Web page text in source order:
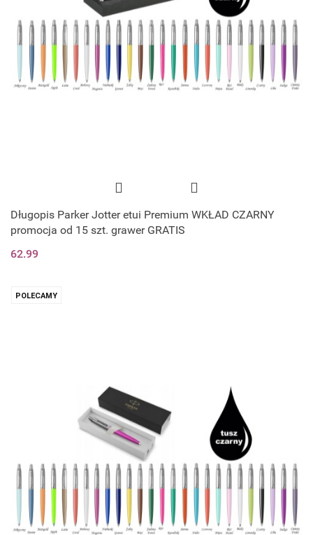
Długopis Parker Jotter etui Premium WKŁAD CZARNY
promocja od 15 szt. grawer GRATIS
62.99
POLECAMY